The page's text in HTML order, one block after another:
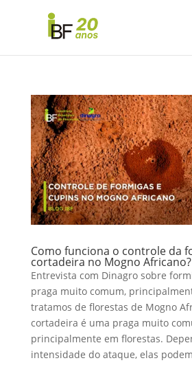
Como funciona o controle da
cortadeira no Mogno Africano?
Entrevista com Dinagro sobre
praga muito comum,
tratamos de florestas de Mogno
cortadeira é uma praga muito
principalmente em florestas.
intensidade do ataque, elas